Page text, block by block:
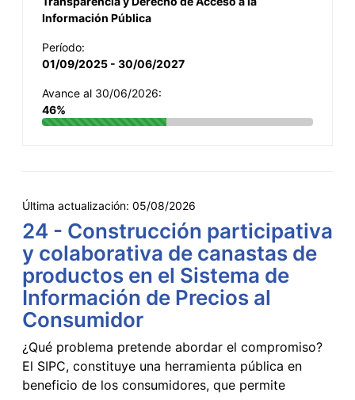
Información Pública
Período:
01/09/2025 - 30/06/2027
Avance al 30/06/2026:
46%
Última actualización: 05/08/2026
24 - Construcción participativa
y colaborativa de canastas de
productos en el Sistema de
Información de Precios al
Consumidor
¿Qué problema pretende abordar el compromiso?
El SIPC, constituye una herramienta pública en
beneficio de los consumidores, que permite